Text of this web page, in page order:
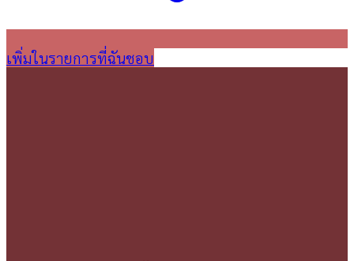
เพิ่มในรายการที่ฉันชอบ